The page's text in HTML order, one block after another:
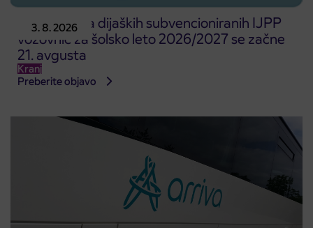
3. 8. 2026
Predprodaja dijaških subvencioniranih IJPP
vozovnic za šolsko leto 2026/2027 se začne
21. avgusta
Kranj
Preberite objavo